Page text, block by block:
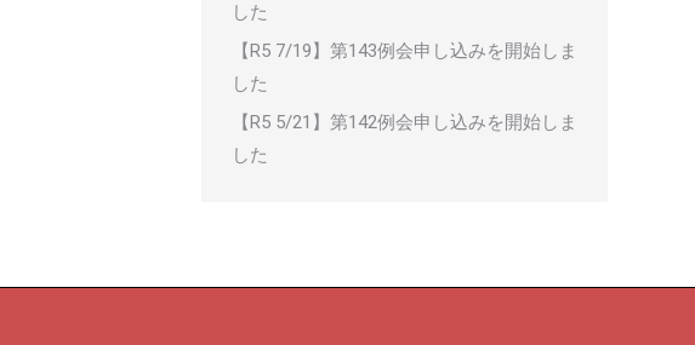
した
【R5 7/19】第143例会申し込みを開始しま
した
【R5 5/21】第142例会申し込みを開始しま
した